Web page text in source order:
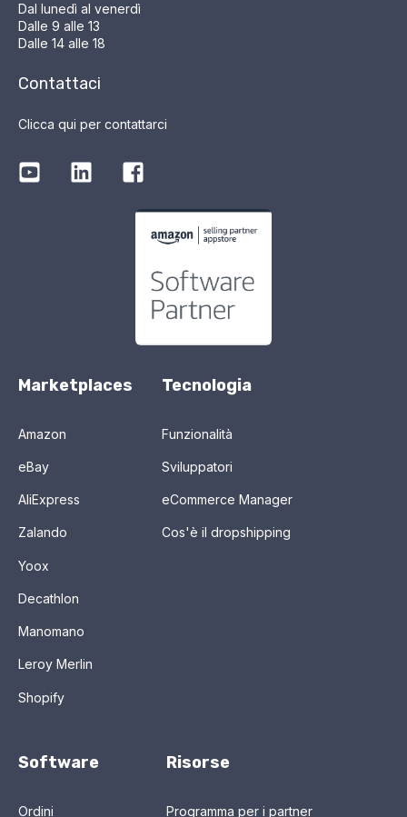
Dal lunedì al venerdì
Dalle 9 alle 13
Dalle 14 alle 18
Contattaci
Clicca qui per contattarci
Marketplaces
Amazon
eBay
AliExpress
Zalando
Yoox
Decathlon
Manomano
Leroy Merlin
Shopify
Tecnologia
Funzionalità
Sviluppatori
eCommerce Manager
Cos'è il dropshipping
Software
Ordini
Risorse
Programma per i partner